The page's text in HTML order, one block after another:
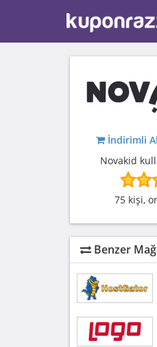
İndirimli
Novakid
75 kişi,
Benzer